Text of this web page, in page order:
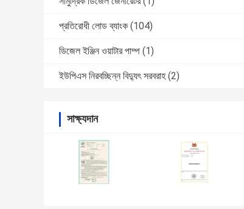
প্রতিরোধী লোড ব্যাংক (104)
ডিজেল ইঞ্জিন ওয়াটার পাম্প (1)
ইউপিএস নিরবচ্ছিন্ন বিদ্যুৎ সরবরাহ (2)
সাক্ষ্যদান